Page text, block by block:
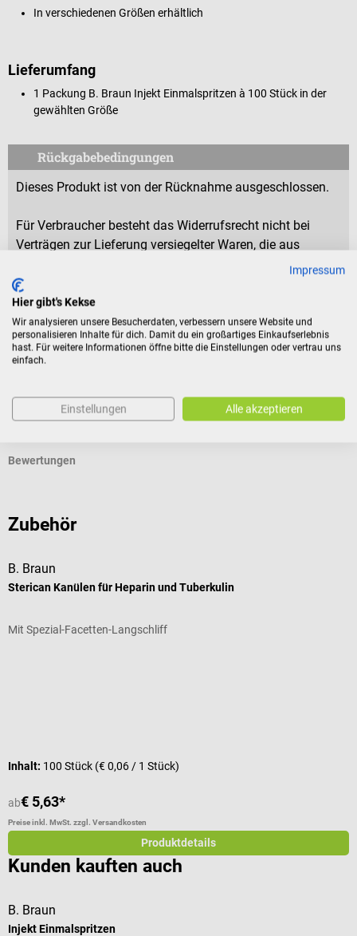
In verschiedenen Größen erhältlich
Lieferumfang
1 Packung B. Braun Injekt Einmalspritzen à 100 Stück in der
gewählten Größe
Rückgabebedingungen
Dieses Produkt ist von der Rücknahme ausgeschlossen.
Für Verbraucher besteht das Widerrufsrecht nicht bei
Verträgen zur Lieferung versiegelter Waren, die aus
Gründen des Gesundheitsschutzes oder der Hygiene nicht
zur Rückgabe geeignet sind, wenn ihre Versiegelung nach
der Lieferung entfernt wurde.
Produktidentifikation
Dokumente
Bewertungen
Zubehör
B. Braun
Sterican Kanülen für Heparin und Tuberkulin
Mit Spezial-Facetten-Langschliff
Inhalt: 100 Stück (€ 0,06 / 1 Stück)
ab€ 5,63*
Preise inkl. MwSt. zzgl. Versandkosten
Produktdetails
Kunden kauften auch
B. Braun
Injekt Einmalspritzen
Impressum
Hier gibt's Kekse
Wir analysieren unsere Besucherdaten, verbessern unsere Website und
personalisieren Inhalte für dich. Damit du ein großartiges Einkaufserlebnis
hast. Für weitere Informationen öffne bitte die Einstellungen oder vertrau uns
einfach.
Einstellungen Alle akzeptieren